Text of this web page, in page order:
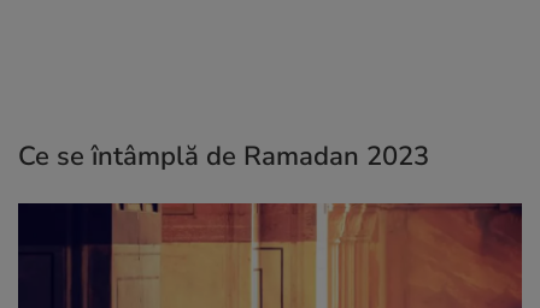
Ce se întâmplă de Ramadan 2023